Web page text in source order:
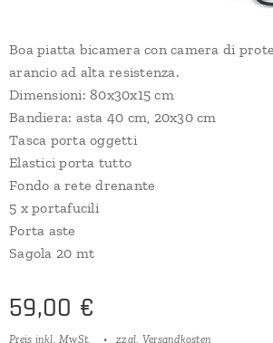
Boa piatta bicamera con camera di
arancio ad alta resistenza.
Dimensioni: 80x30x15 cm
Bandiera: asta 40 cm, 20x30 cm
Tasca porta oggetti
Elastici porta tutto
Fondo a rete drenante
5 x portafucili
Porta aste
Sagola 20 mt
59,00 €
Preis inkl. MwSt. zzgl. Versandkosten